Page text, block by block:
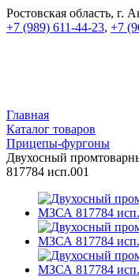
Ростовская область, г.
+7 (989) 611-44-23, +7
Главная
Каталог товаров
Прицепы-фургоны
Двухосный
817784 исп.001